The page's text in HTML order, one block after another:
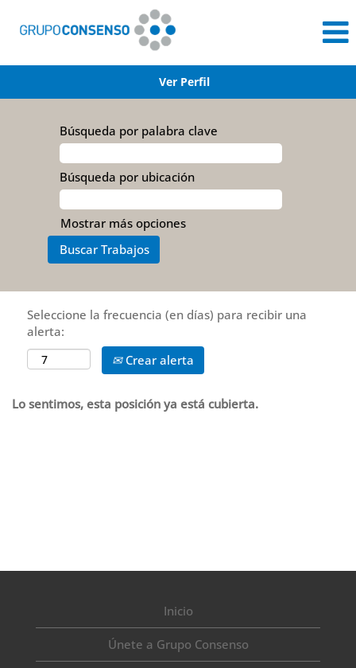
Ver Perfil
Búsqueda por palabra clave
Búsqueda por ubicación
Mostrar más opciones
Seleccione la frecuencia (en días) para recibir una
alerta:
Crear alerta
Lo sentimos, esta posición ya está cubierta.
Inicio
Únete a Grupo Consenso